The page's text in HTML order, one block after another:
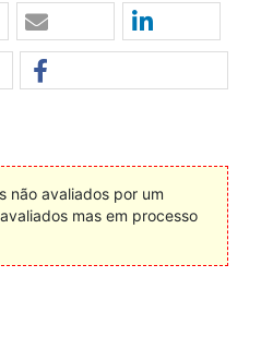
não avaliados por um
mas em processo